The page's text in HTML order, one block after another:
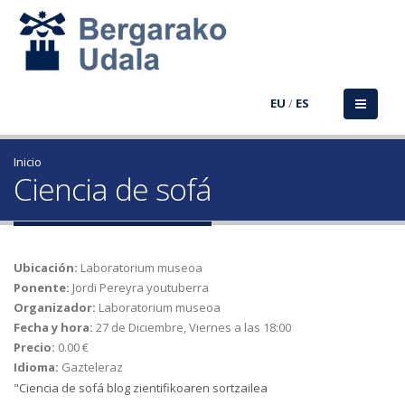
EU / ES
Inicio
Ciencia de sofá
Ubicación: Laboratorium museoa
Ponente: Jordi Pereyra youtuberra
Organizador: Laboratorium museoa
Fecha y hora: 27 de Diciembre, Viernes a las 18:00
Precio: 0.00 €
Idioma: Gazteleraz
"Ciencia de sofá blog zientifikoaren sortzailea